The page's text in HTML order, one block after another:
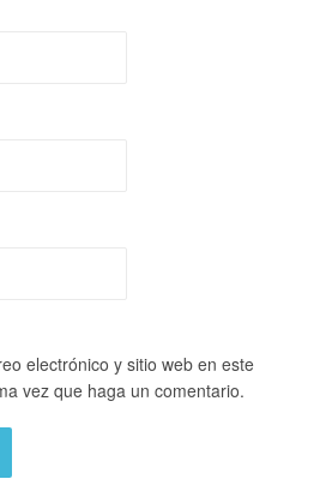
electrónico y sitio web en este
vez que haga un comentario.